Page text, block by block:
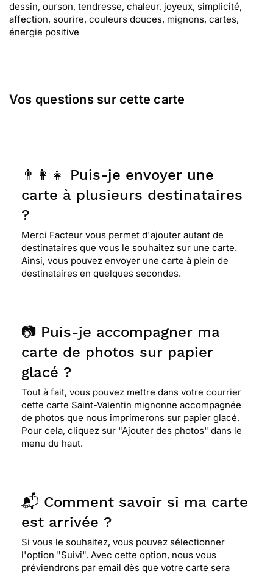
dessin, ourson, tendresse, chaleur, joyeux, simplicité,
affection, sourire, couleurs douces, mignons, cartes,
énergie positive
Vos questions sur cette carte
👨‍👩‍👧 Puis-je envoyer une
carte à plusieurs destinataires
?
Merci Facteur vous permet d'ajouter autant de
destinataires que vous le souhaitez sur une carte.
Ainsi, vous pouvez envoyer une carte à plein de
destinataires en quelques secondes.
📷 Puis-je accompagner ma
carte de photos sur papier
glacé ?
Tout à fait, vous pouvez mettre dans votre courrier
cette carte Saint-Valentin mignonne accompagnée
de photos que nous imprimerons sur papier glacé.
Pour cela, cliquez sur "Ajouter des photos" dans le
menu du haut.
📬 Comment savoir si ma carte
est arrivée ?
Si vous le souhaitez, vous pouvez sélectionner
l'option "Suivi". Avec cette option, nous vous
préviendrons par email dès que votre carte sera